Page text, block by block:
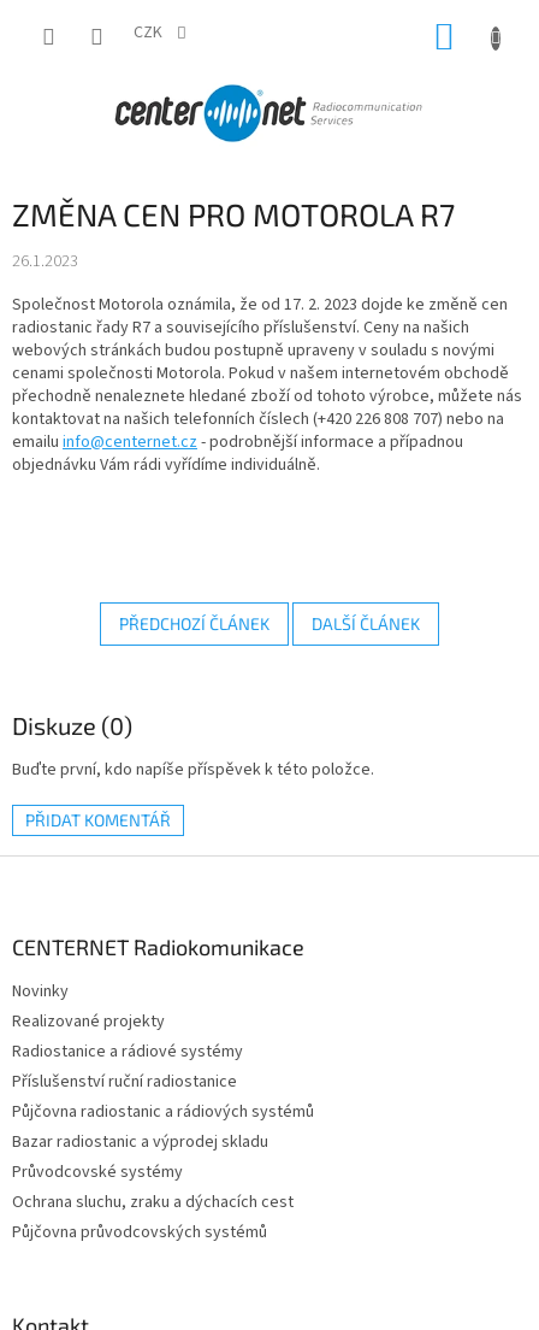
CZK
ZMĚNA CEN PRO MOTOROLA R7
26.1.2023
Společnost Motorola oznámila, že od 17. 2. 2023 dojde ke změně cen
radiostanic řady R7 a souvisejícího příslušenství. Ceny na našich
webových stránkách budou postupně upraveny v souladu s novými
cenami společnosti Motorola. Pokud v našem internetovém obchodě
přechodně nenaleznete hledané zboží od tohoto výrobce, můžete nás
kontaktovat na našich telefonních číslech (+420 226 808 707) nebo na
emailu info@centernet.cz- podrobnější informace a případnou
objednávku Vám rádi vyřídíme individuálně.
PŘEDCHOZÍ ČLÁNEK DALŠÍ ČLÁNEK
Diskuze (0)
Buďte první, kdo napíše příspěvek k této položce.
PŘIDAT KOMENTÁŘ
CENTERNET Radiokomunikace
Novinky
Realizované projekty
Radiostanice a rádiové systémy
Příslušenství ruční radiostanice
Půjčovna radiostanic a rádiových systémů
Bazar radiostanic a výprodej skladu
Průvodcovské systémy
Ochrana sluchu, zraku a dýchacích cest
Půjčovna průvodcovských systémů